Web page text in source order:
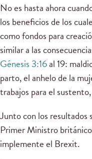
No es hasta ahora
los beneficios de los
como fondos para
similar a las
Génesis 3:16al 19:
parto, el anhelo de la
trabajos para el
Junto con los resultados
Primer Ministro
implemente el Brexit.